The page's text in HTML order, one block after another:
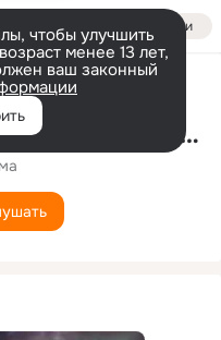
Войти
чтобы улучшить
менее 13 лет,
ваш законный
Banda Desierto La Bandona